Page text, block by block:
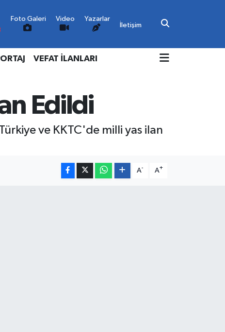
Foto Galeri Video
Yazarlar
İletişim
VEFAT İLANLARI
Edildi
ve KKTC'de milli yas ilan
A- A+